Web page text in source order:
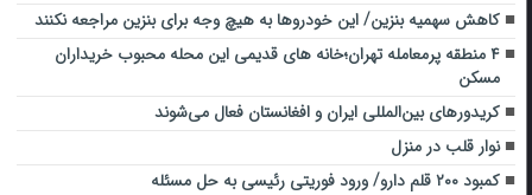
کاهش سهمیه بنزین/ این خودرو‌ها به هیچ وجه برای بنزین مراجعه نکنند
۴ منطقه پرمعامله تهران؛خانه های قدیمی این محله محبوب خریداران
مسکن
کریدورهای بین‌المللی ایران و افغانستان فعال می‌شوند
نوار قلب در منزل
کمبود ۲۰۰ قلم دارو/ ورود فوریتی رئیسی به حل مسئله